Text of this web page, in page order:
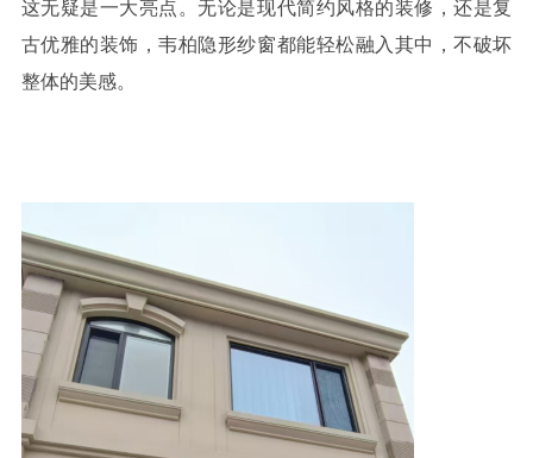
这无疑是一大亮点。无论是现代简约风格的装修，还是复
古优雅的装饰，韦柏隐形纱窗都能轻松融入其中，不破坏
整体的美感。